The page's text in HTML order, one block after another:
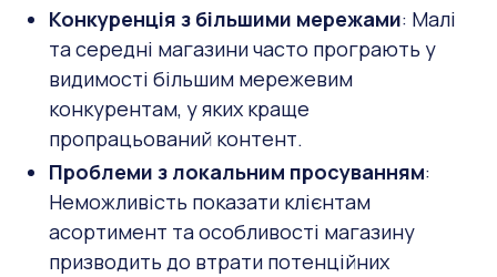
Конкуренція з більшими мережами: Малі
та середні магазини часто програють у
видимості більшим мережевим
конкурентам, у яких краще
пропрацьований контент.
Проблеми з локальним просуванням:
Неможливість показати клієнтам
асортимент та особливості магазину
призводить до втрати потенційних